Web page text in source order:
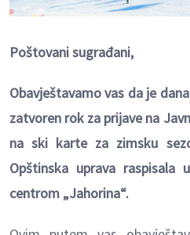
Poštovani sugrađani,
Obavještavamo vas da je
zatvoren rok za prijave na
na ski karte za zimsku
Opštinska uprava raspisala
centrom „Jahorina“.